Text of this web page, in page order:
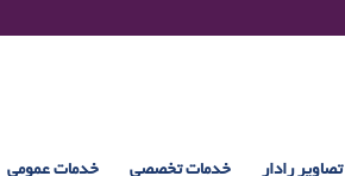
تصاویر رادار خدمات تخصصی خدمات عمومی